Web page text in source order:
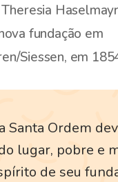
fundação em
Siessen, em
Santa Ordem
lugar, pobre e
de seu